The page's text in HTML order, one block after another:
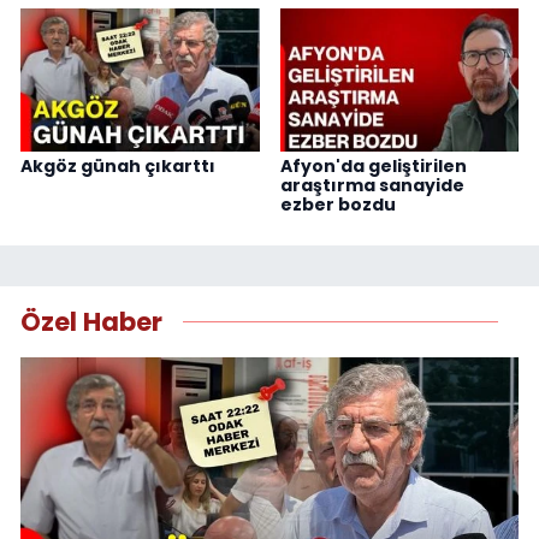
Akgöz günah çıkarttı
Afyon'da geliştirilen
araştırma sanayide
ezber bozdu
Özel Haber